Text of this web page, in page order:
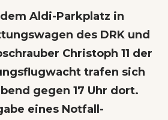
Aldi-Parkplatz in
des DRK und
Christoph 11 der
trafen sich
gegen 17 Uhr dort.
eines Notfall-